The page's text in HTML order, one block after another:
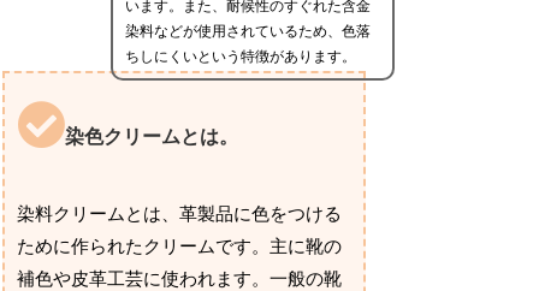
います。また、耐候性のすぐれた含金
染料などが使用されているため、色落
ちしにくいという特徴があります。
染色クリームとは。
染料クリームとは、革製品に色をつける
ために作られたクリームです。主に靴の
補色や皮革工芸に使われます。一般の靴